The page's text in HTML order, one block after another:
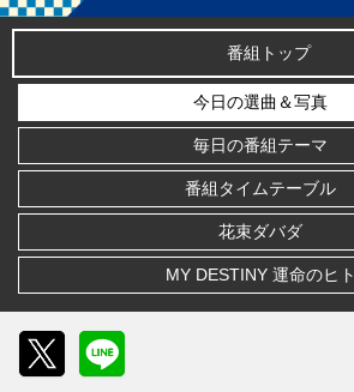
番組トップ
今日の選曲＆写真
毎日の番組テーマ
番組タイムテーブル
花束ダバダ
MY DESTINY 運命のヒト